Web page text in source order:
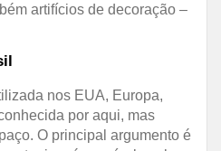
artifícios de decoração –
nos EUA, Europa,
por aqui, mas
O principal argumento é